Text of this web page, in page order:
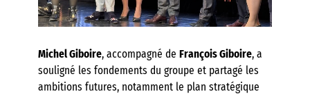
Michel Giboire, accompagné de François Giboire, a
souligné les fondements du groupe et partagé les
ambitions futures, notamment le plan stratégique